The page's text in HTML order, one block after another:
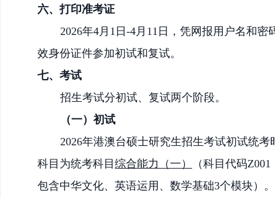
六、打印准考证
2026年4月1日-4月11日 ，凭网报用户名和密
效身份证件参加初试和复试。
七、 考试
招生考试分初试、复试两个阶段。
（一）初试
2026年港澳台硕士研究生招生考试初试统考
科目为统考科目 综合能力（一） （科目代码Z001
包含中华文化、英语运用、数学基础3个模块）